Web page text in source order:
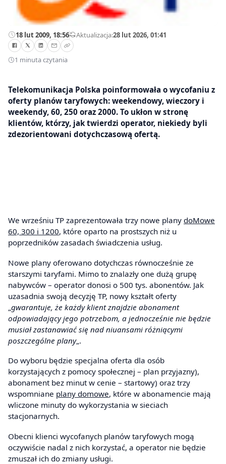
18 lut 2009, 18:56—Aktualizacja:28 lut 2026, 01:41
1 minuta czytania
Telekomunikacja Polska poinformowała o wycofaniu z
oferty planów taryfowych: weekendowy, wieczory i
weekendy, 60, 250 oraz 2000. To ukłon w stronę
klientów, którzy, jak twierdzi operator, niekiedy byli
zdezorientowani dotychczasową ofertą.
We wrześniu TP zaprezentowała trzy nowe plany doMowe
60, 300 i 1200, które oparto na prostszych niż u
poprzedników zasadach świadczenia usług.
Nowe plany oferowano dotychczas równocześnie ze
starszymi taryfami. Mimo to znalazły one dużą grupę
nabywców – operator donosi o 500 tys. abonentów. Jak
uzasadnia swoją decyzję TP, nowy kształt oferty
gwarantuje, że każdy klient znajdzie abonament
odpowiadający jego potrzebom, a jednocześnie nie będzie
musiał zastanawiać się nad niuansami różniącymi
poszczególne plany„.
Do wyboru będzie specjalna oferta dla osób
korzystających z pomocy społecznej – plan przyjazny),
abonament bez minut w cenie – startowy) oraz trzy
wspomniane plany domowe, które w abonamencie mają
wliczone minuty do wykorzystania w sieciach
stacjonarnych.
Obecni klienci wycofanych planów taryfowych mogą
oczywiście nadal z nich korzystać, a operator nie będzie
zmuszał ich do zmiany usługi.